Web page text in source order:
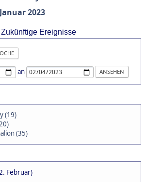
Januar 2023
Zukünftige Ereignisse
an
(19)
(35)
Februar)